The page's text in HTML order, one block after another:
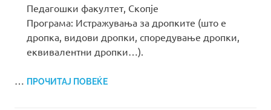
Педагошки факултет, Скопје
Програма: Истражувања за дропките (што е
дропка, видови дропки, споредување дропки,
еквивалентни дропки…).
ПРОЧИТАЈ ПОВЕЌЕ